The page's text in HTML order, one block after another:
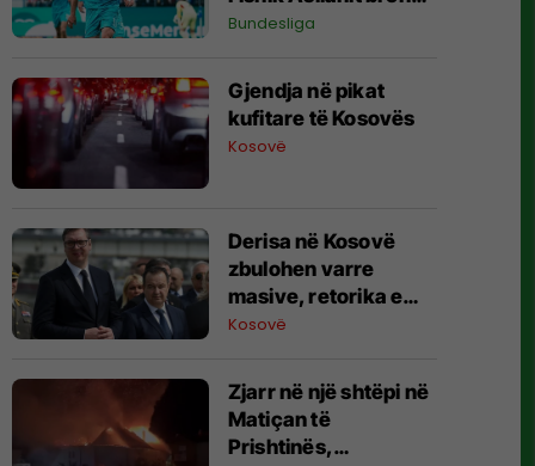
Bundesligës po bëhet
- detajet e fundit
Bundesliga
Gjendja në pikat
kufitare të Kosovës
Kosovë
Derisa në Kosovë
zbulohen varre
masive, retorika e
zyrtarëve serbë
viteve ’90
Kosovë
Zjarr në një shtëpi në
Matiçan të
Prishtinës,